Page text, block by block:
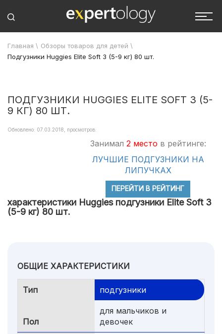
Главная \ Обзоры товаров для детей \
Подгузники Huggies Elite Soft 3 (5-9 кг) 80 шт.
ПОДГУЗНИКИ HUGGIES ELITE SOFT 3 (5-
9 КГ) 80 ШТ.
Обновлено: 07.03.2018, просмотров:
Занимал 2 место в рейтинге:
ЛУЧШИЕ ПОДГУЗНИКИ НА
ЛИПУЧКАХ
ПЕРЕЙТИ В РЕЙТИНГ
характеристики Huggies подгузники Elite Soft 3
(5-9 кг) 80 шт.
ОБЩИЕ ХАРАКТЕРИСТИКИ
Тип подгузники
Пол
для мальчиков и
девочек